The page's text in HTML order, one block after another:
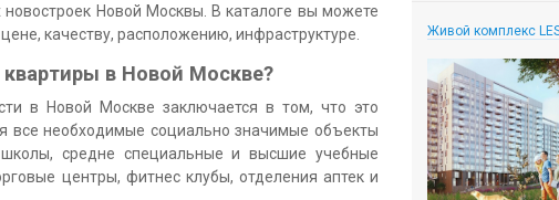
Новой Москвы. В каталоге вы можете
качеству, расположению, инфраструктуре.
в Новой Москве?
в Новой Москве заключается в том, что это
все необходимые социально значимые объекты
средне специальные и высшие учебные
центры, фитнес клубы, отделения аптек и
Живой комплекс